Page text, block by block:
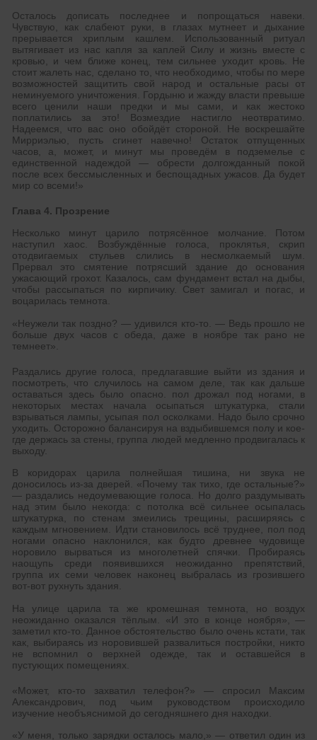
Осталось дописать последнее и попрощаться навеки.
Чувствую, как слабеют руки, в глазах мутнеет и дыхание
прерывается хриплым кашлем. Использованный ритуал
вытягивает из нас капля за каплей Силу и жизнь вместе с
кровью, и чем ближе конец, тем сильнее уходит кровь. Не
стоит жалеть нас, сделано то, что необходимо, чтобы по мере
возможностей защитить свой народ и остальные расы от
неминуемого уничтожения. Гордыню и жажду власти превыше
всего ценили наши предки и мы сами, и как жестоко
поплатились за это! Возмездие настигло неотвратимо.
Надеемся, что вас оно обойдёт стороной. Не воскрешайте
Мирриэлью, пусть сгинет навечно! Остаток отпущенных
часов, а, может, и минут мы проведём в подземелье с
единственной надеждой — обрести долгожданный покой
после всех бессмысленных и беспощадных ужасов. Да будет
мир со всеми!»
Глава 4. Прозрение
Несколько минут царило потрясённое молчание. Потом
наступил хаос. Возбуждённые голоса, проклятья, скрип
отодвигаемых стульев слились в несмолкаемый шум.
Прервал это смятение потрясший здание до основания
ужасающий грохот. Казалось, сам фундамент встал на дыбы,
чтобы рассыпаться по кирпичику. Свет замигал и погас, и
воцарилась темнота.
«Неужели так поздно? — удивился кто-то. — Ведь прошло не
больше двух часов с обеда, даже в ноябре так рано не
темнеет».
Раздались другие голоса, предлагавшие выйти из здания и
посмотреть, что случилось на самом деле, так как дальше
оставаться здесь было опасно. пол дрожал под ногами, в
некоторых местах начала осыпаться штукатурка, стали
взрываться лампы, усыпая пол осколками. Надо было срочно
уходить. Осторожно балансируя на вздыбившемся полу и кое-
где держась за стены, группа людей медленно продвигалась к
выходу.
В коридорах царила полнейшая тишина, ни звука не
доносилось из-за дверей. «Почему так тихо, где остальные?»
— раздались недоумевающие голоса. Но долго раздумывать
над этим было некогда: с потолка всё сильнее осыпалась
штукатурка, по стенам змеились трещины, расширяясь с
каждым мгновением. Идти становилось всё труднее, пол под
ногами опасно наклонился, как будто древнее чудовище
норовило вырваться из многолетней спячки. Пробираясь
наощупь среди появившихся неожиданно препятствий,
группа их семи человек наконец выбралась из грозившего
вот-вот рухнуть здания.
На улице царила та же кромешная темнота, но воздух
неожиданно оказался тёплым. «И это в конце ноября», —
заметил кто-то. Данное обстоятельство было очень кстати, так
как, выбираясь из норовившей развалиться постройки, никто
не вспомнил о верхней одежде, так и оставшейся в
пустующих помещениях.
«Может, кто-то захватил телефон?» — спросил Максим
Александрович, под чьим руководством происходило
изучение необъяснимой до сегодняшнего дня находки.
«У меня, только зарядки осталось мало,» — ответил один из